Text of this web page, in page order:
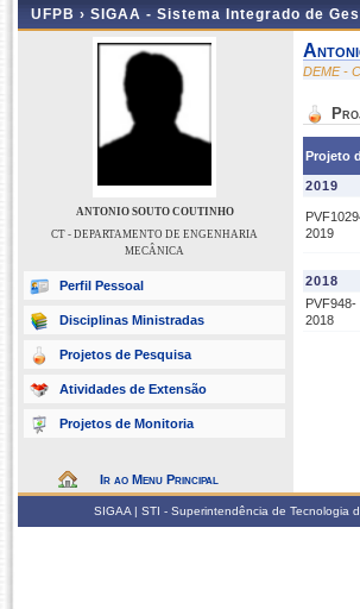
UFPB › SIGAA - Sistema Integrado de
ANTONIO SOUTO COUTINHO
CT - DEPARTAMENTO DE ENGENHARIA
MECÂNICA
Perfil Pessoal
Disciplinas Ministradas
Projetos de Pesquisa
Atividades de Extensão
Projetos de Monitoria
Ir ao Menu Principal
DEME -
Projeto
2019
2019
2018
PVF948-
2018
SIGAA | STI - Superintendência de Tecnologia